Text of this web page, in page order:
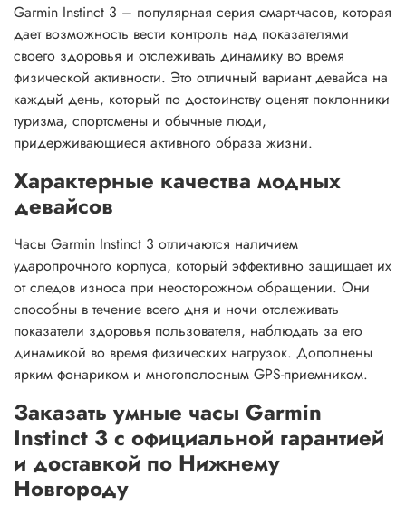
Garmin Instinct 3 – популярная серия смарт-часов, которая
дает возможность вести контроль над показателями
своего здоровья и отслеживать динамику во время
физической активности. Это отличный вариант девайса на
каждый день, который по достоинству оценят поклонники
туризма, спортсмены и обычные люди,
придерживающиеся активного образа жизни.
Характерные качества модных
девайсов
Часы Garmin Instinct 3 отличаются наличием
ударопрочного корпуса, который эффективно защищает их
от следов износа при неосторожном обращении. Они
способны в течение всего дня и ночи отслеживать
показатели здоровья пользователя, наблюдать за его
динамикой во время физических нагрузок. Дополнены
ярким фонариком и многополосным GPS-приемником.
Заказать умные часы Garmin
Instinct 3 с официальной гарантией
и доставкой по Нижнему
Новгороду